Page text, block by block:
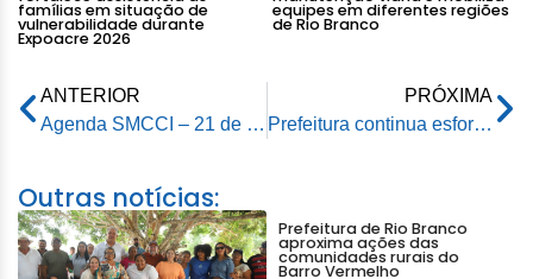
famílias em situação de
vulnerabilidade durante
Expoacre 2026
equipes em diferentes regiões
de Rio Branco
ANTERIOR
Agenda SMCCI – 21 de março de 2024
PRÓXIMA
Prefeitura continua esforços de ajuda humanitária após cheia do Rio Acre
Outras notícias:
Prefeitura de Rio Branco
aproxima ações das
comunidades rurais do
Barro Vermelho